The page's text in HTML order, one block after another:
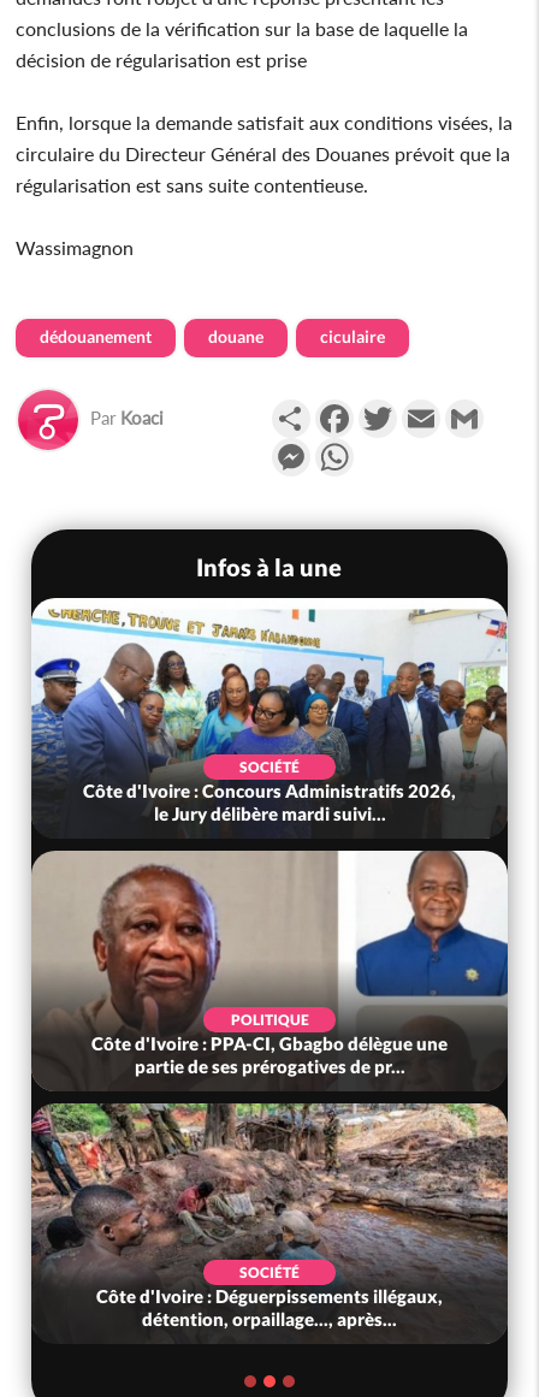
conclusions de la vérification sur la base de laquelle la
décision de régularisation est prise
Enfin, lorsque la demande satisfait aux conditions visées, la
circulaire du Directeur Général des Douanes prévoit que la
régularisation est sans suite contentieuse.
Wassimagnon
dédouanement douane ciculaire
Par Koaci PartagerFacebookTwitterEmail
Messenger
Infos à la une
SOCIÉTÉ
Côte d'Ivoire : Concours Administratifs 2026,
le Jury délibère mardi suivi...
POLITIQUE
Côte d'Ivoire : PPA-CI, Gbagbo délègue une
partie de ses prérogatives de pr...
SOCIÉTÉ
Côte d'Ivoire : Déguerpissements illégaux,
détention, orpaillage..., après...